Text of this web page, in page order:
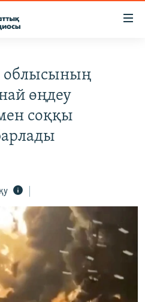
облысының
өңдеу
соққы